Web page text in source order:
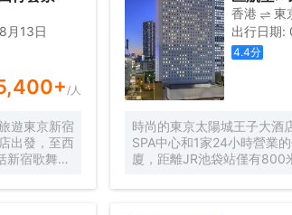
探索，福飯
り店）
Wafu-
理）的牛
う堂）（日
月13日
+/人
遊東京新宿
出發，至西
新宿歌舞伎
究，每間
香港 東
出行日期:
4.4分
時尚的東京太陽城王子大酒
SPA中心和1家24小時營業
廈，距離JR池袋站僅有800
有線電視、書桌和電熱水壺